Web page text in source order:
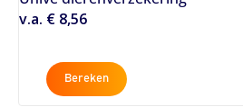
v.a. € 8,56
Bereken